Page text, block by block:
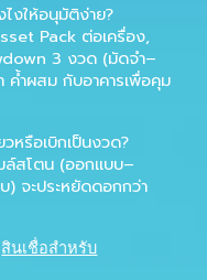
งให้อนุมัติง่าย?
Pack ต่อเครื่อง,
3 งวด (มัดจำ–
ค้ำผสม กับอาคารเพื่อคุม
หรือเบิกเป็นงวด?
สโตน (ออกแบบ–
จะประหยัดดอกกว่า
สินเชื่อสำหรับ